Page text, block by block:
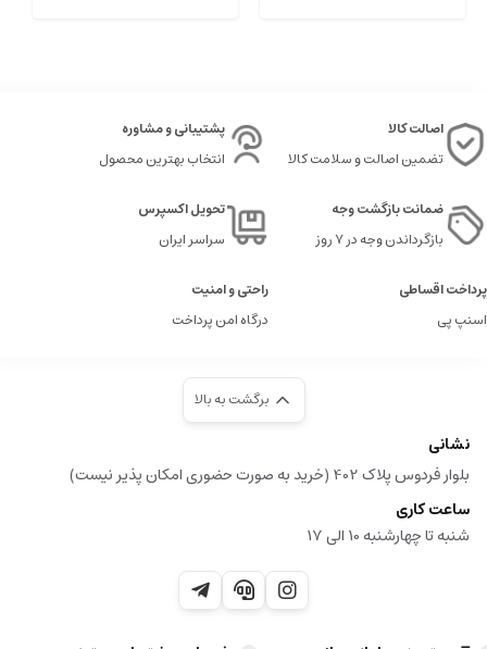
اصالت کالا
تضمین اصالت و سلامت کالا
پشتیبانی و مشاوره
انتخاب بهترین محصول
ضمانت بازگشت وجه
بازگرداندن وجه در ۷ روز
تحویل اکسپرس
سراسر ایران
پرداخت اقساطی
اسنپ پی
راحتی و امنیت
درگاه امن پرداخت
برگشت به بالا
نشانی
بلوار فردوس پلاک 402 (خرید به صورت حضوری امکان پذیر نیست)
ساعت کاری
شنبه تا چهارشنبه 10 الی 17